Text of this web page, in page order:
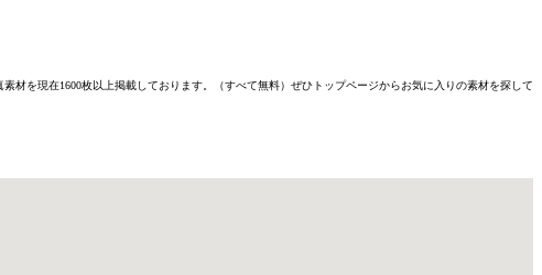
材を現在1600枚以上掲載しております。（すべて無料）ぜひトップページからお気に入りの素材を探して